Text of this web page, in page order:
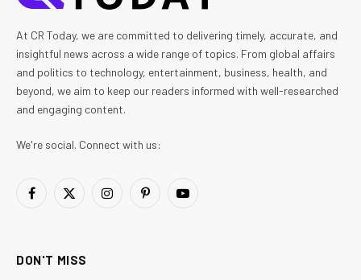
At CR Today, we are committed to delivering timely, accurate, and
insightful news across a wide range of topics. From global affairs
and politics to technology, entertainment, business, health, and
beyond, we aim to keep our readers informed with well-researched
and engaging content.
We're social. Connect with us:
Facebook
X
InstagramPinterestYouTube
DON'T MISS